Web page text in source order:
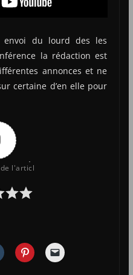
envoi du lourd des les
la rédaction est
annonces et ne
certaine d’en elle pour
l'articl